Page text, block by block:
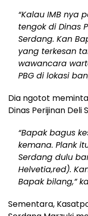
“Kalau IMB nya
tengok di Dinas
Serdang. Kan
yang terkesan
wawancara
PBG di lokasi
Dia ngotot
Dinas Perijinan Deli
“Bapak bagus
kemana. Plank
Serdang dulu
Helvetia,red).
Bapak bilang,”
Sementara,